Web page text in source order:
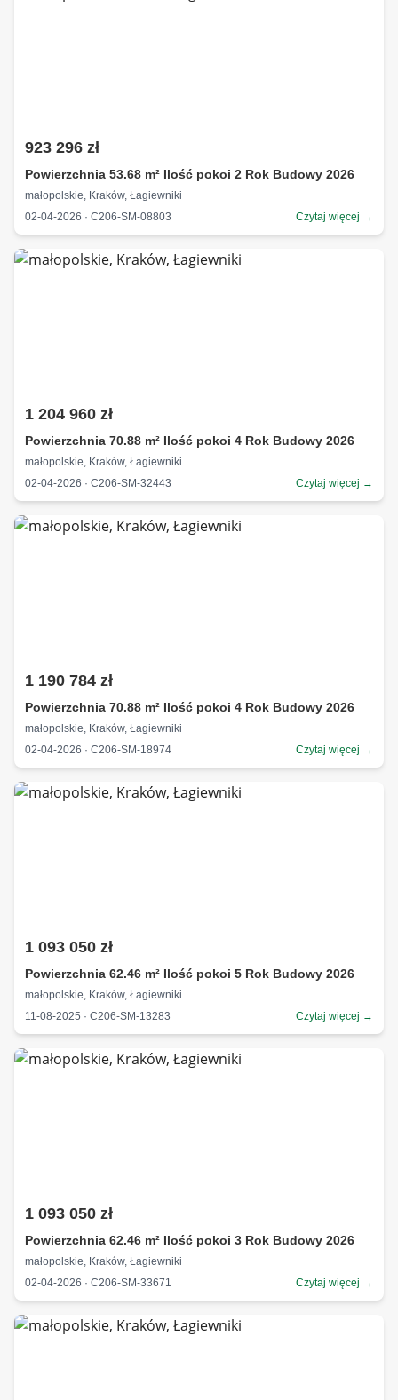
923 296 zł
Powierzchnia 53.68 m² Ilość pokoi 2 Rok Budowy 2026
małopolskie, Kraków, Łagiewniki
02-04-2026 · C206-SM-08803
Czytaj więcej →
1 204 960 zł
Powierzchnia 70.88 m² Ilość pokoi 4 Rok Budowy 2026
małopolskie, Kraków, Łagiewniki
02-04-2026 · C206-SM-32443
Czytaj więcej →
1 190 784 zł
Powierzchnia 70.88 m² Ilość pokoi 4 Rok Budowy 2026
małopolskie, Kraków, Łagiewniki
02-04-2026 · C206-SM-18974
Czytaj więcej →
1 093 050 zł
Powierzchnia 62.46 m² Ilość pokoi 5 Rok Budowy 2026
małopolskie, Kraków, Łagiewniki
11-08-2025 · C206-SM-13283
Czytaj więcej →
1 093 050 zł
Powierzchnia 62.46 m² Ilość pokoi 3 Rok Budowy 2026
małopolskie, Kraków, Łagiewniki
02-04-2026 · C206-SM-33671
Czytaj więcej →